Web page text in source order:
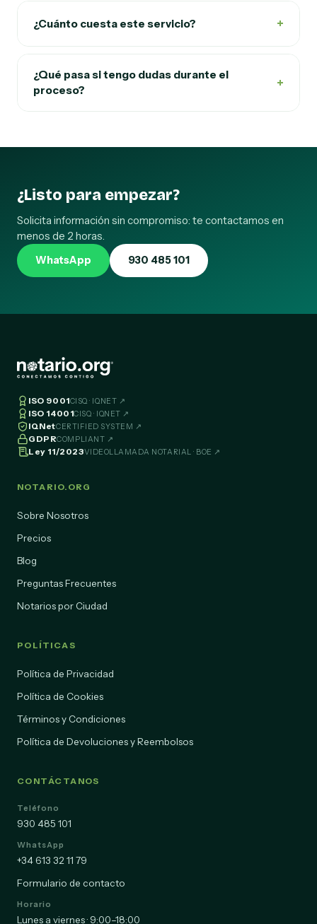
¿Cuánto cuesta este servicio? +
¿Qué pasa si tengo dudas durante el
proceso?
+
¿Listo para empezar?
Solicita información sin compromiso: te contactamos en
menos de 2 horas.
WhatsApp 930 485 101
ISO 9001CISQ · IQNET ↗
ISO 14001CISQ · IQNET ↗
IQNetCERTIFIED SYSTEM ↗
GDPRCOMPLIANT ↗
Ley 11/2023VIDEOLLAMADA NOTARIAL · BOE ↗
NOTARIO.ORG
Sobre Nosotros
Precios
Blog
Preguntas Frecuentes
Notarios por Ciudad
POLÍTICAS
Política de Privacidad
Política de Cookies
Términos y Condiciones
Política de Devoluciones y Reembolsos
CONTÁCTANOS
Teléfono
930 485 101
WhatsApp
+34 613 32 11 79
Formulario de contacto
Horario
Lunes a viernes · 9:00–18:00